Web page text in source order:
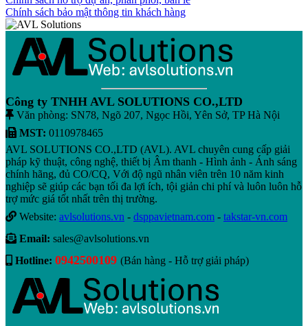
Chính sách bảo mật thông tin khách hàng
Công ty TNHH AVL SOLUTIONS CO.,LTD
Văn phòng: SN78, Ngõ 207, Ngọc Hồi, Yên Sở, TP Hà Nội
MST: 0110978465
AVL SOLUTIONS CO.,LTD (AVL). AVL chuyên cung cấp giải
pháp kỹ thuật, công nghệ, thiết bị Âm thanh - Hình ảnh - Ánh sáng
chính hãng, đủ CO/CQ, Với độ ngũ nhân viên trên 10 năm kinh
nghiệp sẽ giúp các bạn tối đa lợi ích, tội giản chi phí và luôn luôn hỗ
trợ mức giá tốt nhất trên thị trường.
Website: avlsolutions.vn - dsppavietnam.com - takstar-vn.com
Email: sales@avlsolutions.vn
Hotline: 0942500109 (Bán hàng - Hỗ trợ giải pháp)